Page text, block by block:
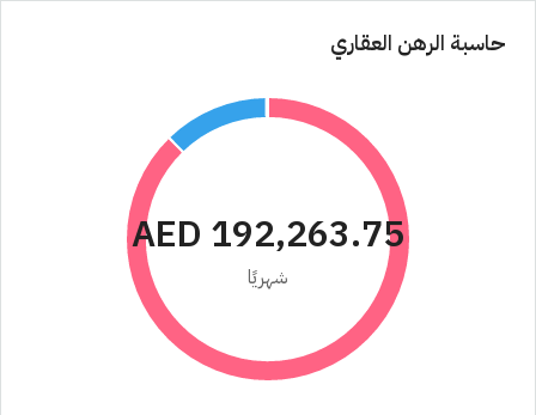
حاسبة الرهن العقاري
AED 192,263.75
شهريًا